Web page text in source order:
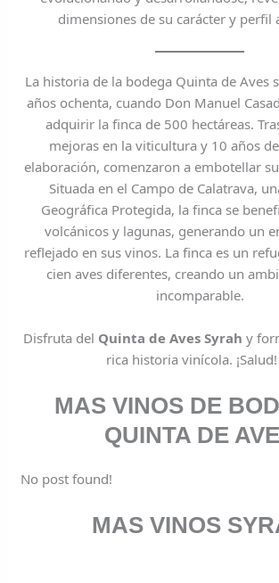
dimensiones de su carácter y perfil
La historia de la bodega Quinta de Aves
años ochenta, cuando Don Manuel
adquirir la finca de 500 hectáreas.
mejoras en la viticultura y 10 años
elaboración, comenzaron a embotellar
Situada en el Campo de Calatrava,
Geográfica Protegida, la finca se
volcánicos y lagunas, generando un
reflejado en sus vinos. La finca es un
cien aves diferentes, creando un
incomparable.
Disfruta del Quinta de Aves Syrah y
rica historia vinícola. ¡Salud!
MAS VINOS DE
QUINTA DE
No post found!
MAS VINOS